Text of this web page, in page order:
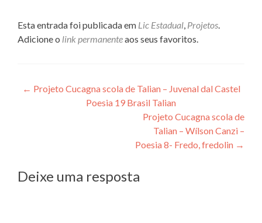
Esta entrada foi publicada em Lic Estadual Projetos
Adicione o link permanenteaos seus favoritos.
Navegação
← Projeto Cucagna scola de Talian – Juvenal dal Castel
Poesia 19 Brasil Talian
Projeto Cucagna scola de
Talian – Wílson Canzi –
Poesia 8- Fredo, fredolin →
Deixe uma resposta